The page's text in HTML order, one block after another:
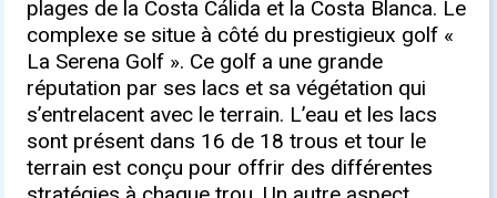
plages de la Costa Cálida et la Costa Blanca. Le
complexe se situe à côté du prestigieux golf «
La Serena Golf ». Ce golf a une grande
réputation par ses lacs et sa végétation qui
s’entrelacent avec le terrain. L’eau et les lacs
sont présent dans 16 de 18 trous et tour le
terrain est conçu pour offrir des différentes